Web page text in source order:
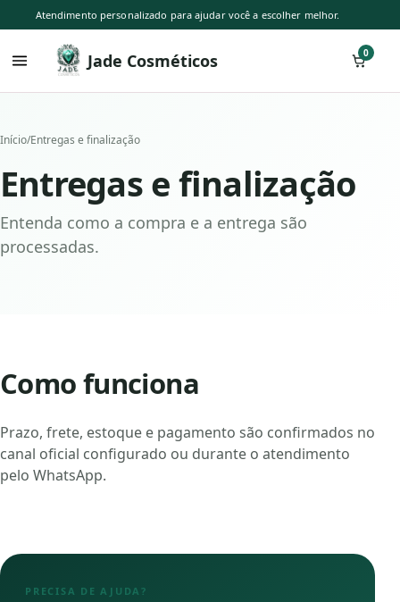
Atendimento personalizado para ajudar você a escolher melhor.
Jade Cosméticos 0
Início/Entregas e finalização
Entregas e finalização
Entenda como a compra e a entrega são
processadas.
Como funciona
Prazo, frete, estoque e pagamento são confirmados no
canal oficial configurado ou durante o atendimento
pelo WhatsApp.
PRECISA DE AJUDA?